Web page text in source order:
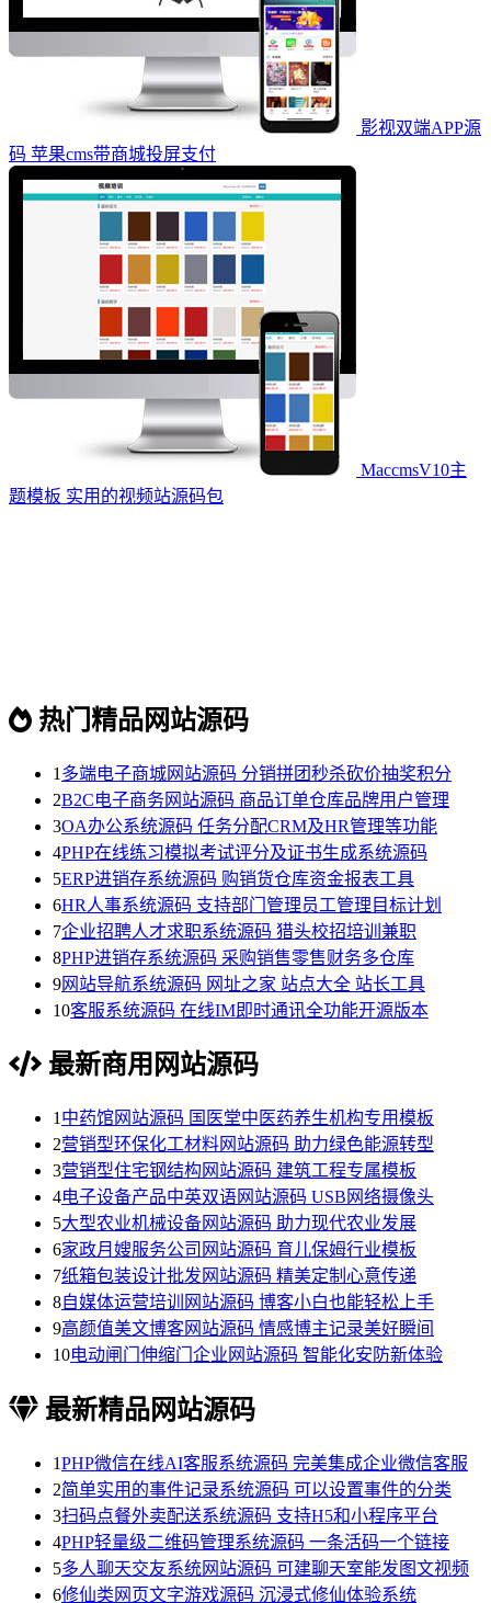
影视双端APP源
码 苹果cms带商城投屏支付
MaccmsV10主
题模板 实用的视频站源码包
热门精品网站源码
1 多端电子商城网站源码 分销拼团秒杀砍价抽奖积分
2B2C电子商务网站源码 商品订单仓库品牌用户管理
3OA办公系统源码 任务分配CRM及HR管理等功能
4PHP在线练习模拟考试评分及证书生成系统源码
5ERP进销存系统源码 购销货仓库资金报表工具
6HR人事系统源码 支持部门管理员工管理目标计划
7企业招聘人才求职系统源码 猎头校招培训兼职
8PHP进销存系统源码 采购销售零售财务多仓库
9网站导航系统源码 网址之家 站点大全 站长工具
10客服系统源码 在线IM即时通讯全功能开源版本
最新商用网站源码
1 中药馆网站源码 国医堂中医药养生机构专用模板
2营销型环保化工材料网站源码 助力绿色能源转型
3营销型住宅钢结构网站源码 建筑工程专属模板
4电子设备产品中英双语网站源码 USB网络摄像头
5大型农业机械设备网站源码 助力现代农业发展
6家政月嫂服务公司网站源码 育儿保姆行业模板
7纸箱包装设计批发网站源码 精美定制心意传递
8自媒体运营培训网站源码 博客小白也能轻松上手
9高颜值美文博客网站源码 情感博主记录美好瞬间
10电动闸门伸缩门企业网站源码 智能化安防新体验
最新精品网站源码
1PHP微信在线AI客服系统源码 完美集成企业微信客服
2简单实用的事件记录系统源码 可以设置事件的分类
3扫码点餐外卖配送系统源码 支持H5和小程序平台
4PHP轻量级二维码管理系统源码 一条活码一个链接
5多人聊天交友系统网站源码 可建聊天室能发图文视频
6修仙类网页文字游戏源码 沉浸式修仙体验系统